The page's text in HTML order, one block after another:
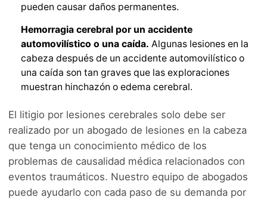
pueden causar daños permanentes.
Hemorragia cerebral por un accidente
automovilístico o una caída. Algunas lesiones en la
cabeza después de un accidente automovilístico o
una caída son tan graves que las exploraciones
muestran hinchazón o edema cerebral.
El litigio por lesiones cerebrales solo debe ser
realizado por un abogado de lesiones en la cabeza
que tenga un conocimiento médico de los
problemas de causalidad médica relacionados con
eventos traumáticos. Nuestro equipo de abogados
puede ayudarlo con cada paso de su demanda por